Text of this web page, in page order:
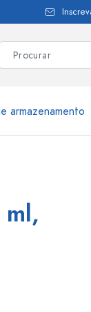
armazenamento